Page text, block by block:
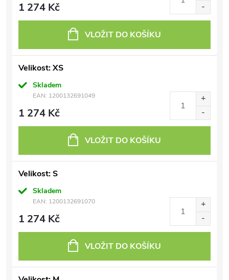
1 274 Kč
VLOŽIT DO KOŠÍKU
Velikost: XS
Skladem
EAN: 1200132691049
1 274 Kč
VLOŽIT DO KOŠÍKU
Velikost: S
Skladem
EAN: 1200132691070
1 274 Kč
VLOŽIT DO KOŠÍKU